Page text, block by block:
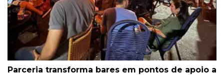
Parceria transforma bares em pontos de apoio a